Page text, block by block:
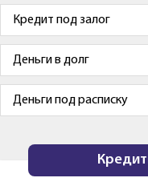
Кредит под залог
Деньги в долг
Деньги под расписку